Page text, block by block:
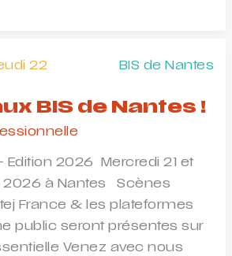
22
BIS de Nantes
BIS de Nantes !
Edition 2026 Mercredi 21 et
2026 à Nantes Scènes
France & les plateformes
public seront présentes sur
Venez avec nous